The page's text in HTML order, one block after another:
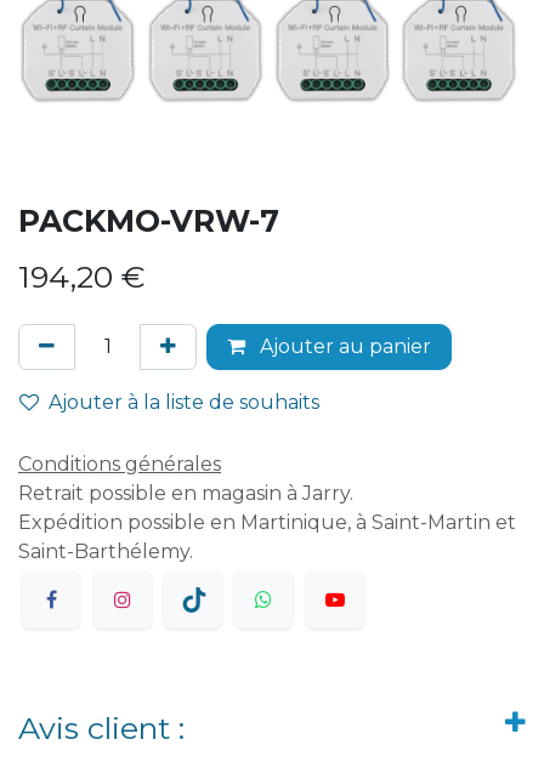
PACKMO-VRW-7
194,20 €
Ajouter au panier
Ajouter à la liste de souhaits
Conditions générales
Retrait possible en magasin à Jarry.
Expédition possible en Martinique, à Saint-Martin et
Saint-Barthélemy.
Avis client :